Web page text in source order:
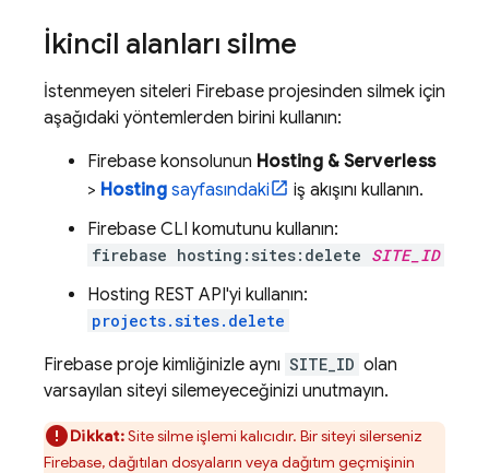
İkincil alanları silme
İstenmeyen siteleri Firebase projesinden silmek için
aşağıdaki yöntemlerden birini kullanın:
Firebase konsolunun Hosting & Serverless
> Hostingsayfasındaki
iş akışını kullanın.
Firebase CLI komutunu kullanın:
firebase hosting:sites:delete SITE_ID
Hosting REST API'yi kullanın:
projects.sites.delete
Firebase proje kimliğinizle aynı SITE_ID olan
varsayılan siteyi silemeyeceğinizi unutmayın.
Dikkat:Site silme işlemi kalıcıdır. Bir siteyi silerseniz
Firebase, dağıtılan dosyaların veya dağıtım geçmişinin